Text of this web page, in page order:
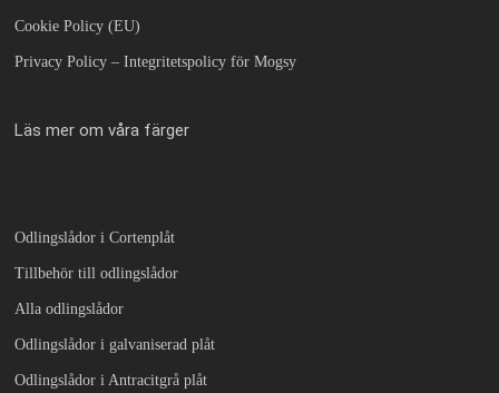
Cookie Policy (EU)
Privacy Policy – Integritetspolicy för Mogsy
Läs mer om våra färger
Odlingslådor i Cortenplåt
Tillbehör till odlingslådor
Alla odlingslådor
Odlingslådor i galvaniserad plåt
Odlingslådor i Antracitgrå plåt